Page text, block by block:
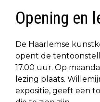
Opening en
De Haarlemse
opent de
17.00 uur. Op
lezing plaats.
expositie, geeft een